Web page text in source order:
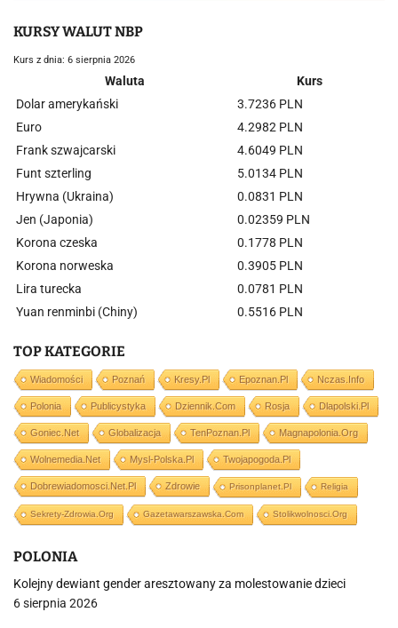
KURSY WALUT NBP
Kurs z dnia: 6 sierpnia 2026
Waluta
Kurs
Dolar amerykański
3.7236 PLN
Euro
4.2982 PLN
Frank szwajcarski
4.6049 PLN
Funt szterling
5.0134 PLN
Hrywna (Ukraina)
0.0831 PLN
Jen (Japonia)
0.02359 PLN
Korona czeska
0.1778 PLN
Korona norweska
0.3905 PLN
Lira turecka
0.0781 PLN
Yuan renminbi (Chiny)
0.5516 PLN
TOP KATEGORIE
Wiadomości Poznań Kresy.pl Epoznan.pl Nczas.info
Polonia Publicystyka Dziennik.com Rosja Dlapolski.pl
Goniec.net Globalizacja TenPoznan.pl Magnapolonia.org
Wolnemedia.net Mysl-Polska.pl Twojapogoda.pl
Dobrewiadomosci.net.pl Zdrowie Prisonplanet.pl Religia
Sekrety-Zdrowia.org Gazetawarszawska.com Stolikwolnosci.org
POLONIA
Kolejny dewiant gender aresztowany za molestowanie dzieci
6 sierpnia 2026